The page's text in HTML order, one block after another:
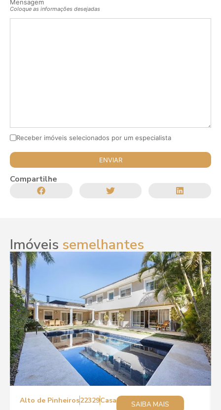
Mensagem
Coloque as informações desejadas
Receber imóveis selecionados por um especialista
Compartilhe
Imóveis semelhantes
Alto de Pinheiros22329Casa
SAIBA MAIS